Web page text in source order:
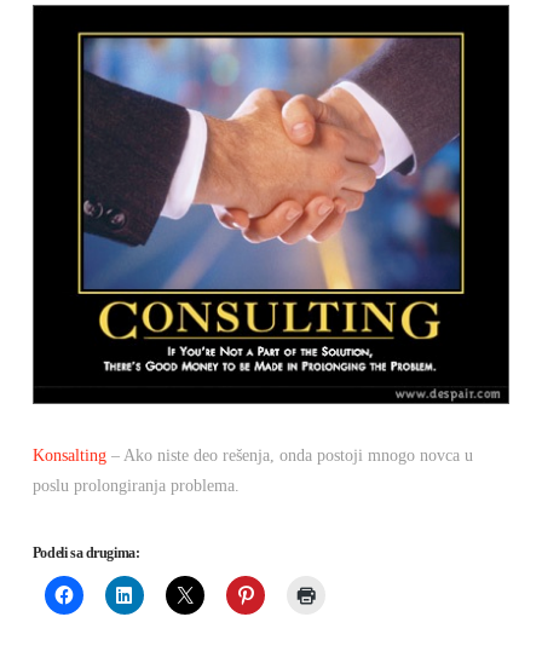
Konsalting– Ako niste deo rešenja, onda postoji mnogo novca u
poslu prolongiranja problema.
Podeli sa drugima: